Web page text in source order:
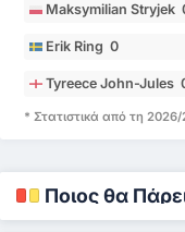
Maksymilian Stryjek
Erik Ring 0
Tyreece John-Jules
* Στατιστικά από τη
Ποιος θα